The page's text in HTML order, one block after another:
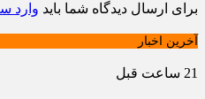
برای ارسال دیدگاه شما باید وارد
آخرین اخبار
21 ساعت قبل